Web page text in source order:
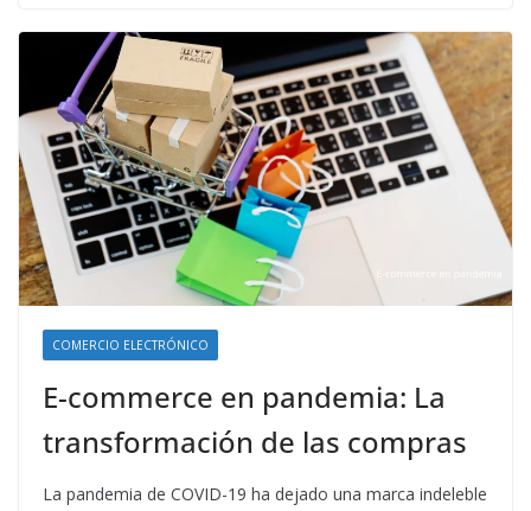
COMERCIO ELECTRÓNICO
E-commerce en pandemia: La
transformación de las compras
La pandemia de COVID-19 ha dejado una marca indeleble